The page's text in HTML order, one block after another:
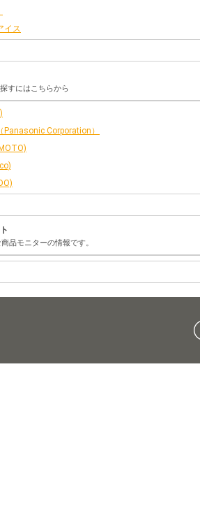
イス
すにはこちらから
Corporation）
品モニターの情報です。